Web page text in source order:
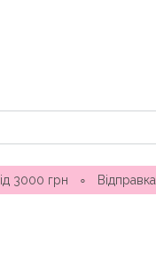
Відправка замовлення